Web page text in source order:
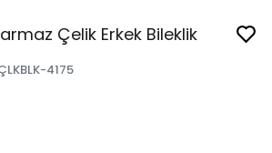
Çelik Erkek Bileklik
4175